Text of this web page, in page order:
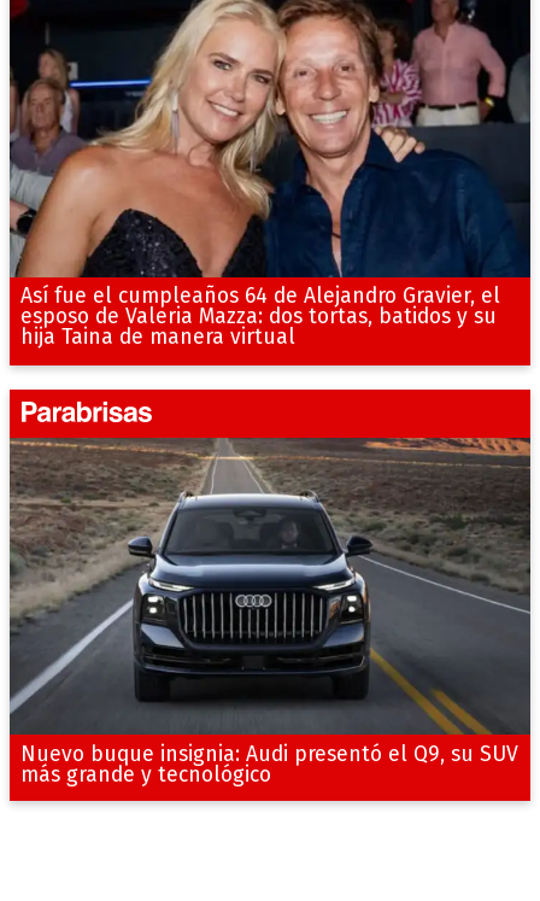
Así fue el cumpleaños 64 de Alejandro Gravier, el
esposo de Valeria Mazza: dos tortas, batidos y su
hija Taina de manera virtual
Nuevo buque insignia: Audi presentó el Q9, su SUV
más grande y tecnológico